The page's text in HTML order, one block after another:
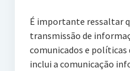
É importante ressaltar
transmissão de
comunicados e políticas
inclui a comunicação